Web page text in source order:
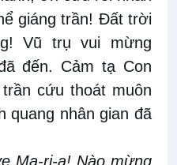
giáng trần! Đất trời
Vũ trụ vui mừng
đến. Cảm tạ Con
cứu thoát muôn
quang nhân gian đã
Ma-ri-a! Nào mừng